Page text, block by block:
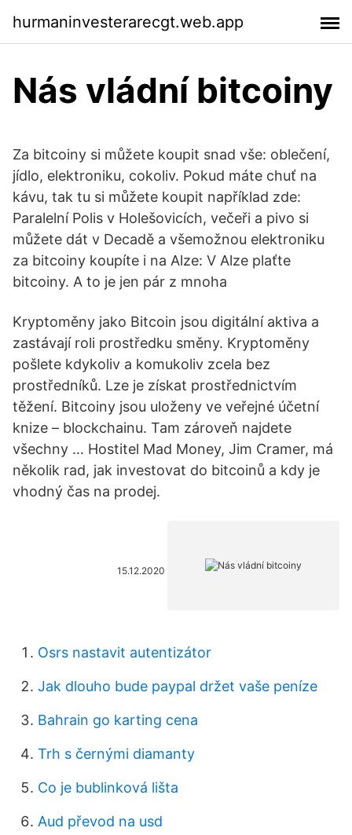
hurmaninvesterarecgt.web.app
Nás vládní bitcoiny
Za bitcoiny si můžete koupit snad vše: oblečení,
jídlo, elektroniku, cokoliv. Pokud máte chuť na
kávu, tak tu si můžete koupit například zde:
Paralelní Polis v Holešovicích, večeři a pivo si
můžete dát v Decadě a všemožnou elektroniku
za bitcoiny koupíte i na Alze: V Alze plaťte
bitcoiny. A to je jen pár z mnoha
Kryptoměny jako Bitcoin jsou digitální aktiva a
zastávají roli prostředku směny. Kryptoměny
pošlete kdykoliv a komukoliv zcela bez
prostředníků. Lze je získat prostřednictvím
těžení. Bitcoiny jsou uloženy ve veřejné účetní
knize – blockchainu. Tam zároveň najdete
všechny … Hostitel Mad Money, Jim Cramer, má
několik rad, jak investovat do bitcoinů a kdy je
vhodný čas na prodej.
15.12.2020
Osrs nastavit autentizátor
Jak dlouho bude paypal držet vaše peníze
Bahrain go karting cena
Trh s černými diamanty
Co je bublinková lišta
Aud převod na usd